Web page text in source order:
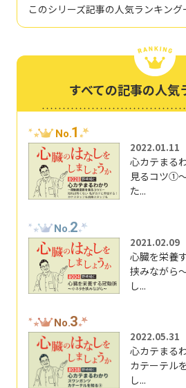
このシリーズ記事の人気ランキング
すべての記事の人気
No.1
2022.01.11
心カテまる
見るコツ①
た...
No.2
2021.02.09
心臓を栄養
挟みながら
し...
No.3
2022.05.31
心カテまる
カテーテル
し...